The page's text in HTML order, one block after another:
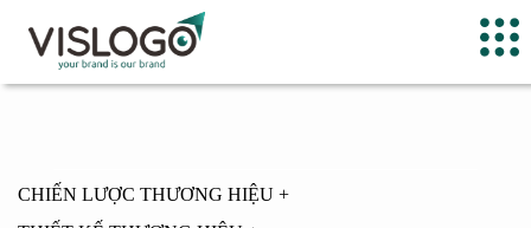
CHIẾN LƯỢC THƯƠNG HIỆU +